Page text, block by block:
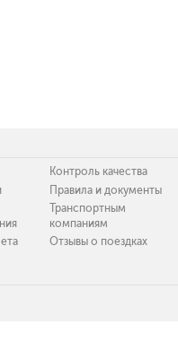
Контроль качества
Правила и документы
Транспортным
компаниям
Отзывы о поездках